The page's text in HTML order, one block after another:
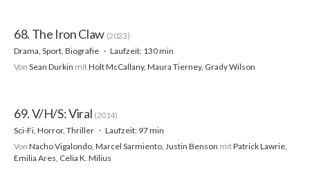
68. The Iron Claw (2023)
Drama, Sport, Biografie
Laufzeit: 130 min
Von Sean Durkin mitHolt McCallany, Maura Tierney, Grady Wilson
69. V/H/S: Viral (2014)
Sci-Fi, Horror, Thriller
Laufzeit: 97 min
Von Nacho Vigalondo, Marcel Sarmiento, Justin Benson mitPatrick Lawrie,
Emilia Ares, Celia K. Milius